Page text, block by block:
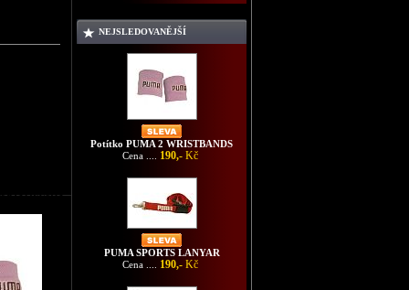
NEJSLEDOVANĚJŠÍ
Potítko PUMA 2 WRISTBANDS
Cena .... 190,- Kč
PUMA SPORTS LANYAR
Cena .... 190,- Kč